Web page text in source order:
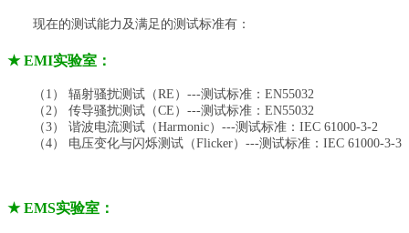
现在的测试能力及满足的测试标准有：
★ EMI实验室：
（ 1） 辐射骚扰测试（RE）---测试标准：EN55032
（ 2） 传导骚扰测试（CE）---测试标准：EN55032
（3） 谐波电流测试（Harmonic）---测试标准：IEC 61000-3-2
（4） 电压变化与闪烁测试（Flicker）---测试标准：IEC 61000-3-3
★EMS实验室：